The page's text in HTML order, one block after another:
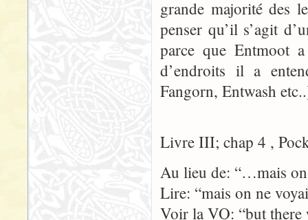
grande majorité des
penser qu’il s’agit
parce que Entmoot
d’endroits il a
Fangorn, Entwash
Livre III; chap 4 ,
Au lieu de: “…mais on
Lire: “mais on ne
Voir la VO: “but there